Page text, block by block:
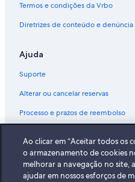
Termos e condições da Vrbo
Diretrizes de conteúdo e
Ajuda
Suporte
Alterar ou cancelar reservas
Processo e prazos de reembolso
Documentos para viagens
Ao clicar em “Aceitar todos os
o armazenamento de cookies
melhorar a navegação no site,
ajudar em nossos esforços de